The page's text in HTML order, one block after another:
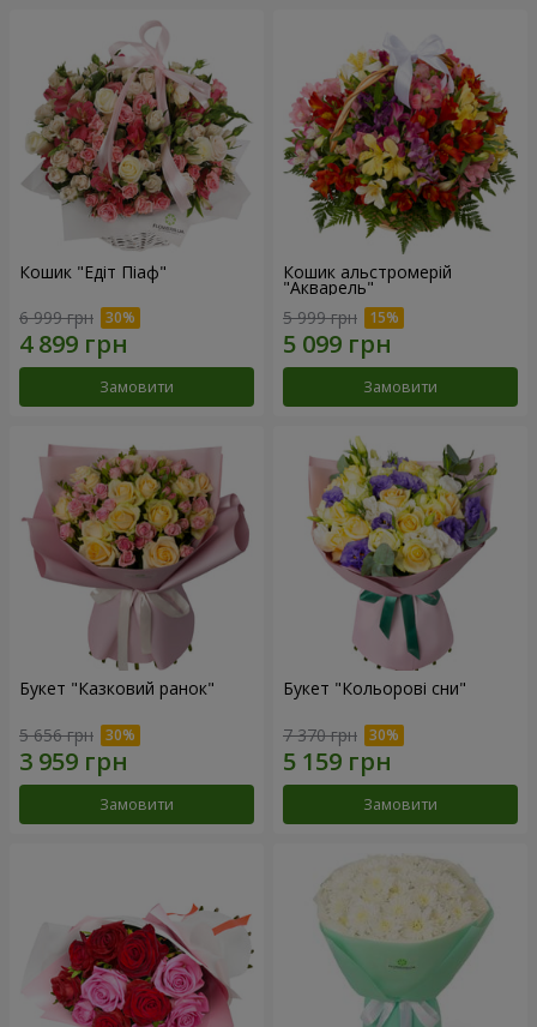
Кошик "Едіт Піаф"
6 999 грн
Замовити
Кошик альстромерій
"Акварель"
5 999 грн
Замовити
Букет "Казковий ранок"
5 656 грн
Замовити
Букет "Кольорові сни"
7 370 грн
Замовити